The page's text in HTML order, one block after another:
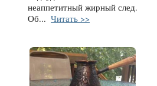
неаппетитный жирный след.
Об... Читать >>